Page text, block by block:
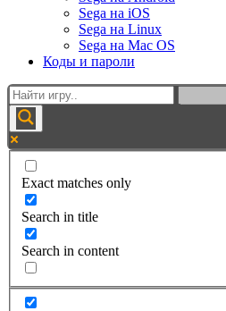
Sega на iOS
Sega на Linux
Sega на Mac OS
Коды и пароли
Exact matches only
Search in title
Search in content